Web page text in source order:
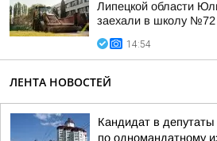
Липецкой области
заехали в школу №72
14:54
ЛЕНТА НОВОСТЕЙ
Кандидат в
по одномандатному